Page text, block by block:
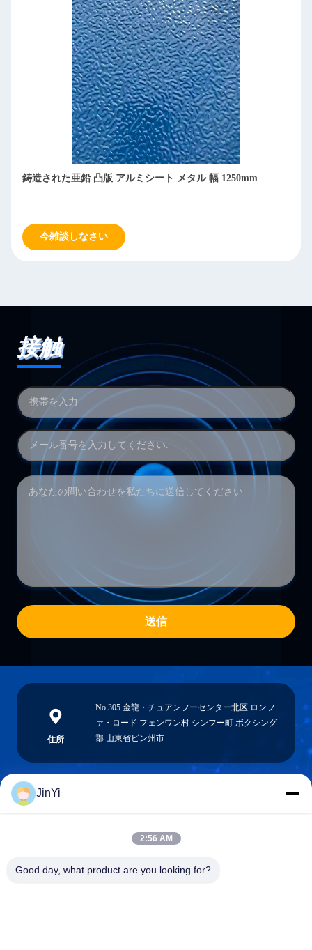
鋳造された亜鉛 凸版 アルミシート メタル 幅 1250mm
今雑談しなさい
接触
送信
住所
No.305 金龍・チュアンフーセンター北区 ロンフ
ァ・ロード フェンワン村 シンフー町 ボクシング
郡 山東省ビン州市
chenshasha1867@gmail.com
JinYi
2:56 AM
Good day, what product are you looking for?